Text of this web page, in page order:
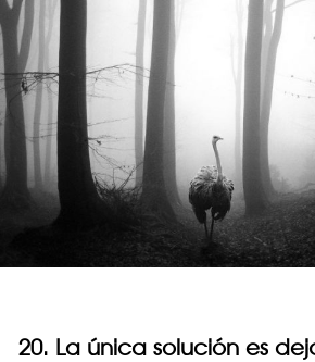
20. La única solución es